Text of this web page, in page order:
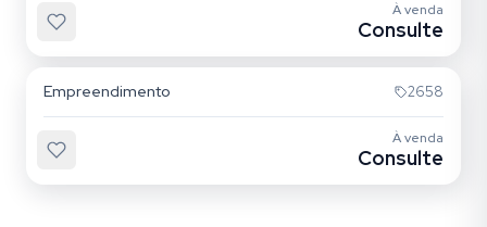
À venda
Consulte
Empreendimento 2658
À venda
Consulte